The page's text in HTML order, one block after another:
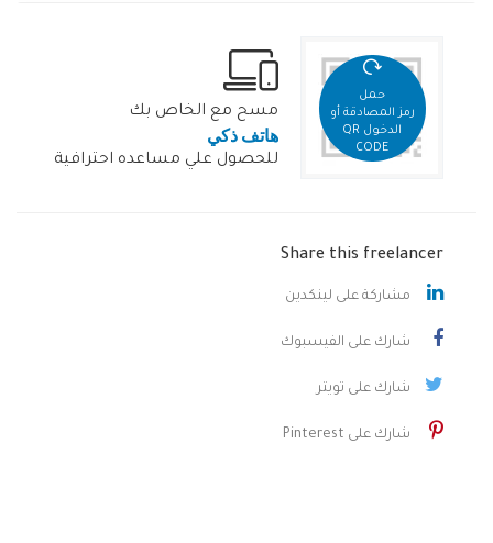
حمل
رمز المصادقة أو
الدخول QR
CODE
مسح مع الخاص بك
هاتف ذكي
للحصول علي مساعده احترافية
Share this freelancer
مشاركة على لينكدين
شارك على الفيسبوك
شارك على تويتر
شارك على Pinterest